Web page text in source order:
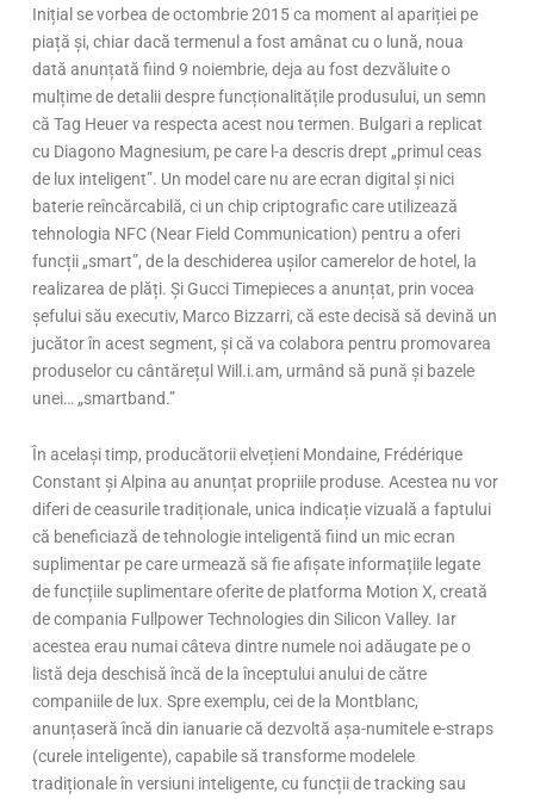
Inițial se vorbea de octombrie 2015 ca moment al apariției pe
piață și, chiar dacă termenul a fost amânat cu o lună, noua
dată anunțată fiind 9 noiembrie, deja au fost dezvăluite o
mulțime de detalii despre funcționalitățile produsului, un semn
că Tag Heuer va respecta acest nou termen. Bulgari a replicat
cu Diagono Magnesium, pe care l-a descris drept „primul ceas
de lux inteligent”. Un model care nu are ecran digital și nici
baterie reîncărcabilă, ci un chip criptografic care utilizează
tehnologia NFC (Near Field Communication) pentru a oferi
funcții „smart”, de la deschiderea ușilor camerelor de hotel, la
realizarea de plăți. Și Gucci Timepieces a anunțat, prin vocea
șefului său executiv, Marco Bizzarri, că este decisă să devină un
jucător în acest segment, și că va colabora pentru promovarea
produselor cu cântărețul Will.i.am, urmând să pună și bazele
unei… „smartband.”
În același timp, producătorii elvețieni Mondaine, Frédérique
Constant și Alpina au anunțat propriile produse. Acestea nu vor
diferi de ceasurile tradiționale, unica indicație vizuală a faptului
că beneficiază de tehnologie inteligentă fiind un mic ecran
suplimentar pe care urmează să fie afișate informațiile legate
de funcțiile suplimentare oferite de platforma Motion X, creată
de compania Fullpower Technologies din Silicon Valley. Iar
acestea erau numai câteva dintre numele noi adăugate pe o
listă deja deschisă încă de la începtului anului de către
companiile de lux. Spre exemplu, cei de la Montblanc,
anunțaseră încă din ianuarie că dezvoltă așa-numitele e-straps
(curele inteligente), capabile să transforme modelele
tradiționale în versiuni inteligente, cu funcții de tracking sau